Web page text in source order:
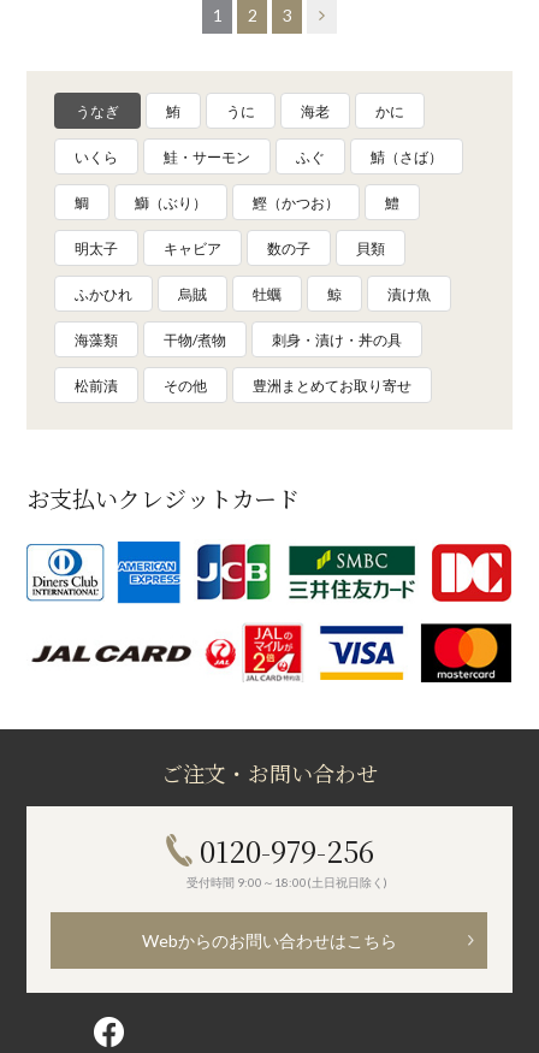
1 2 3
うなぎ 鮪 うに 海老 かに
いくら 鮭・サーモン ふぐ 鯖（さば）
鯛 鰤（ぶり） 鰹（かつお） 鱧
明太子 キャビア 数の子 貝類
ふかひれ 烏賊 牡蠣 鯨 漬け魚
海藻類 干物/煮物 刺身・漬け・丼の具
松前漬 その他 豊洲まとめてお取り寄せ
お支払いクレジットカード
ご注文・お問い合わせ
0120-979-256
受付時間 9:00～18:00(土日祝日除く)
Webからのお問い合わせはこちら